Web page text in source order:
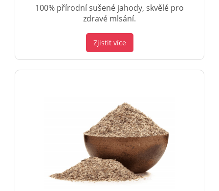
100% přírodní sušené jahody, skvělé pro
zdravé mlsání.
Zjistit více